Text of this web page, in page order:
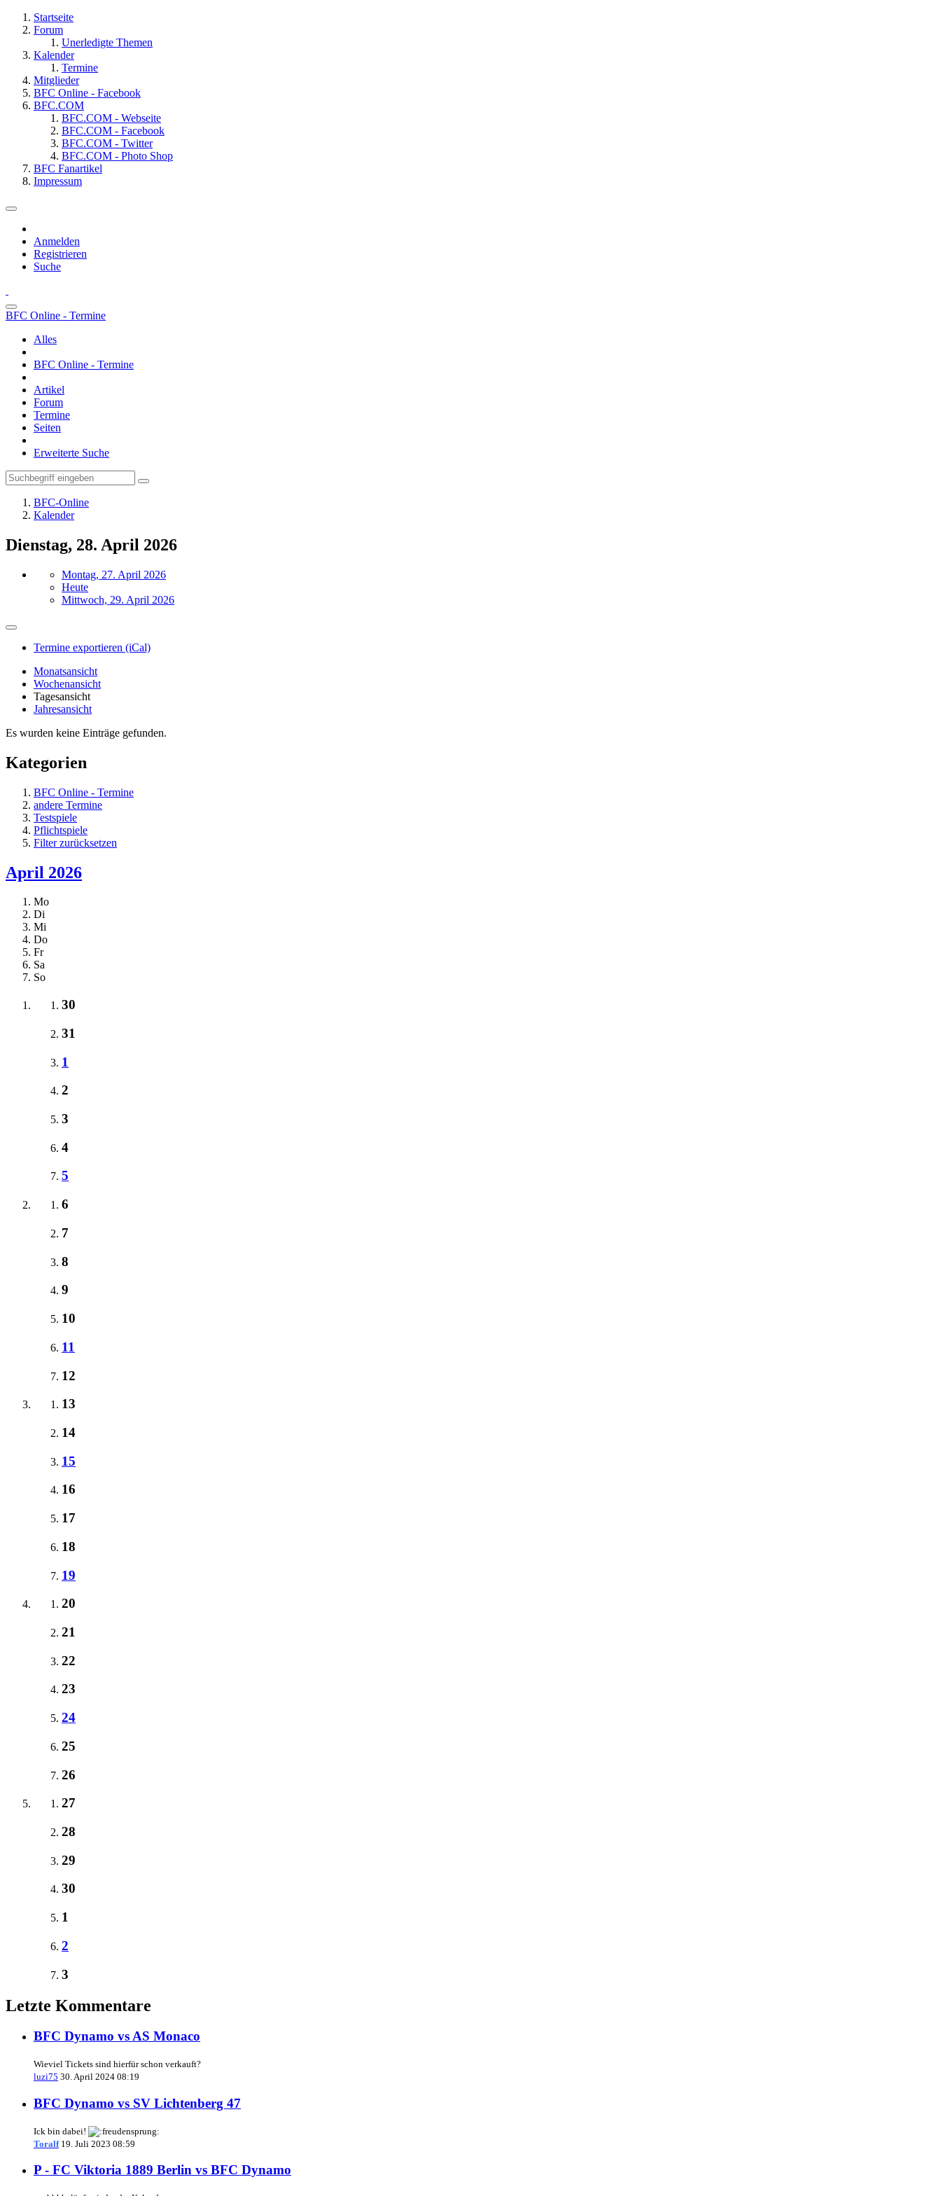
Startseite
Forum
Unerledigte Themen
Kalender
Termine
Mitglieder
BFC Online - Facebook
BFC.COM
BFC.COM - Webseite
BFC.COM - Facebook
BFC.COM - Twitter
BFC.COM - Photo Shop
BFC Fanartikel
Impressum
Anmelden
Registrieren
Suche
BFC Online - Termine
Alles
BFC Online - Termine
Artikel
Forum
Termine
Seiten
Erweiterte Suche
BFC-Online
Kalender
Dienstag, 28. April 2026
Montag, 27. April 2026
Heute
Mittwoch, 29. April 2026
Termine exportieren (iCal)
Monatsansicht
Wochenansicht
Tagesansicht
Jahresansicht
Es wurden keine Einträge gefunden.
Kategorien
BFC Online - Termine
andere Termine
Testspiele
Pflichtspiele
Filter zurücksetzen
April 2026
Mo
Di
Mi
Do
Fr
Sa
So
30
31
1
2
3
4
5
6
7
8
9
10
11
12
13
14
15
16
17
18
19
20
21
22
23
24
25
26
27
28
29
30
1
2
3
Letzte Kommentare
BFC Dynamo vs AS Monaco
Wieviel Tickets sind hierfür schon verkauft?
luzi75 30. April 2024 08:19
BFC Dynamo vs SV Lichtenberg 47
Ick bin dabei!
Toralf 19. Juli 2023 08:59
P - FC Viktoria 1889 Berlin vs BFC Dynamo